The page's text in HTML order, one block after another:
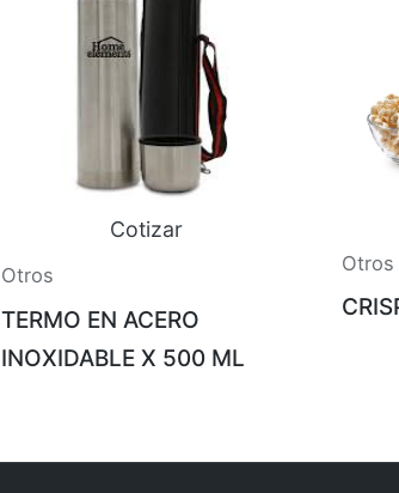
Cotizar
Otros
TERMO EN ACERO
INOXIDABLE X 500 ML
Otros